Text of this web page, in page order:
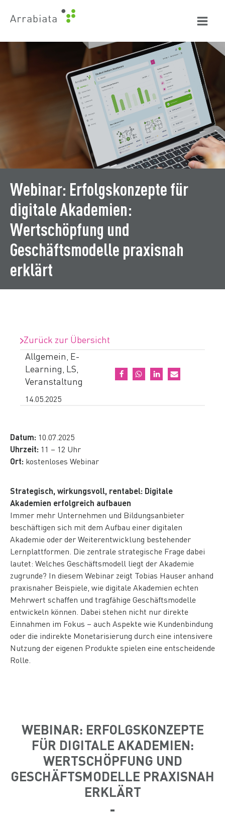
Inhalt
Webinar: Erfolgskonzepte für
digitale Akademien:
Wertschöpfung und
Geschäftsmodelle praxisnah
erklärt
Zurück zur Übersicht
Allgemein, E-
Learning, LS,
Veranstaltung
14.05.2025
Datum: 10.07.2025
Uhrzeit: 11 – 12 Uhr
Ort: kostenloses Webinar
Strategisch, wirkungsvoll, rentabel: Digitale
Akademien erfolgreich aufbauen
Immer mehr Unternehmen und Bildungsanbieter
beschäftigen sich mit dem Aufbau einer digitalen
Akademie oder der Weiterentwicklung bestehender
Lernplattformen. Die zentrale strategische Frage dabei
lautet: Welches Geschäftsmodell liegt der Akademie
zugrunde? In diesem Webinar zeigt Tobias Hauser anhand
praxisnaher Beispiele, wie digitale Akademien echten
Mehrwert schaffen und tragfähige Geschäftsmodelle
entwickeln können. Dabei stehen nicht nur direkte
Einnahmen im Fokus – auch Aspekte wie Kundenbindung
oder die indirekte Monetarisierung durch eine intensivere
Nutzung der eigenen Produkte spielen eine entscheidende
Rolle.
WEBINAR: ERFOLGSKONZEPTE
FÜR DIGITALE AKADEMIEN:
WERTSCHÖPFUNG UND
GESCHÄFTSMODELLE PRAXISNAH
ERKLÄRT